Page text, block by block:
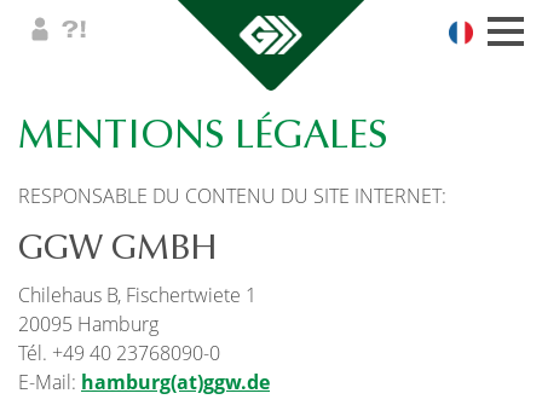
MENTIONS LÉGALES
RESPONSABLE DU CONTENU DU SITE INTERNET:
GGW GMBH
Chilehaus B, Fischertwiete 1
20095 Hamburg
Tél. +49 40 23768090-0
E-Mail: hamburg(at)ggw.de